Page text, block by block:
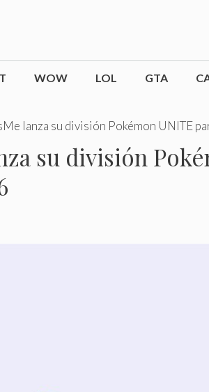
WOW LOL GTA
lanza su división Pokémon UNITE
su división